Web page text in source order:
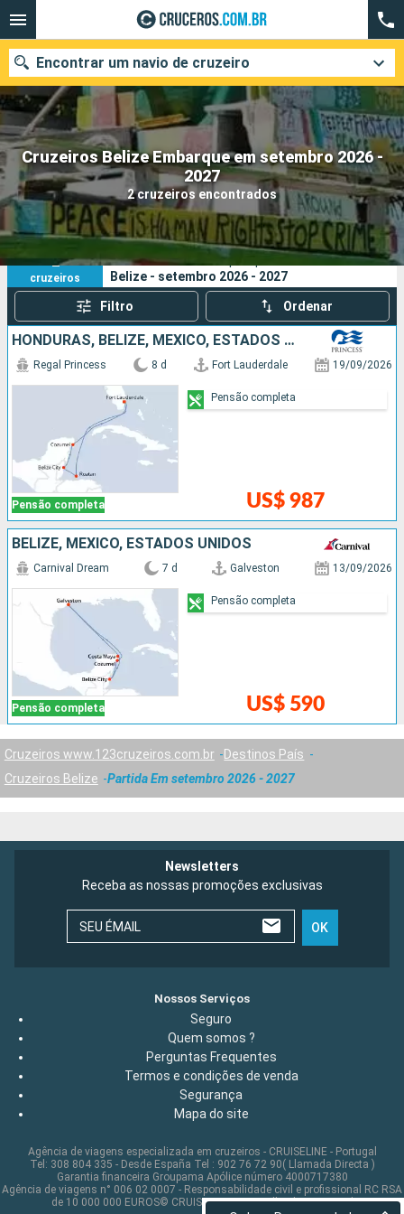
Cruzeiros Belize Embarque em setembro 2026 -
2027
2 cruzeiros encontrados
Encontrar um navio de cruzeiro
Quando ir?
Data de partida
Companhias
Pesquisar
2
cruzeiros
Os seus critérios de pesquisa:
Belize - setembro 2026 - 2027
Filtro Ordenar
HONDURAS, BELIZE, MÉXICO, ESTADOS UNIDOS
Pensão completa
Regal Princess 8 d Fort Lauderdale 19/09/2026
US$ 987
Pensão completa
BELIZE, MÉXICO, ESTADOS UNIDOS
Pensão completa
Carnival Dream 7 d Galveston 13/09/2026
US$ 590
Pensão completa
Cruzeiros www.123cruzeiros.com.br
Destinos País
Cruzeiros Belize
Partida Em setembro 2026 - 2027
Newsletters
Receba as nossas promoções exclusivas
SEU ÉMAIL OK
Nossos Serviços
Seguro
Quem somos ?
Perguntas Frequentes
Termos e condições de venda
Segurança
Mapa do site
Agência de viagens especializada em cruzeiros - CRUISELINE - Portugal
Tel: 308 804 335 - Desde España Tel : 902 76 72 90( Llamada Directa )
Garantia financeira Groupama Apólice número 4000717380
Agência de viagens n° 006 02 0007 - Responsabilidade civil e profissional RC RSA
de 10 000 000 EUROS© CRUISELINE 2026 - all rights reserved